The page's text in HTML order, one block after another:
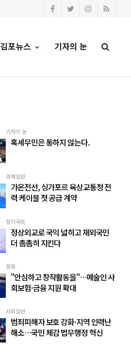
김포뉴스 기자의 눈
기자의 눈
혹세무민은 통하지 않는다.
경제일반
가온전선, 싱가포르 육상교통청 전
력 케이블 첫 공급 계약
정치국회
정상외교로 국익 넓히고 재외국민
더 촘촘히 지킨다
문화
"안심하고 창작활동을"…예술인 사
회보험·금융 지원 확대
사회일반
범죄피해자 보호 강화·지역 인력난
해소…국민 체감 법무행정 혁신